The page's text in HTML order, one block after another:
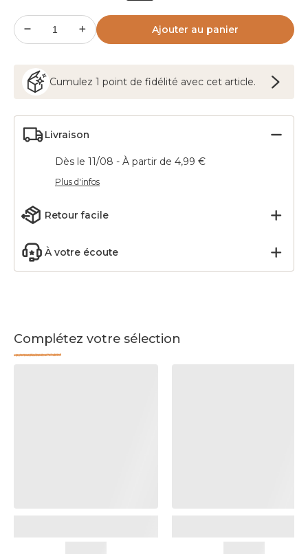
Ajouter au panier
Cumulez 1 point de fidélité avec cet article.
Livraison
Dès le 11/08 - À partir de 4,99 €
Plus d'infos
Retour facile
À votre écoute
Complétez votre sélection